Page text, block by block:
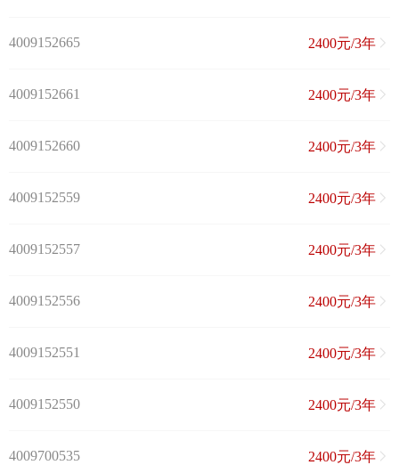
4009152665 2400元/3年
4009152661 2400元/3年
4009152660 2400元/3年
4009152559 2400元/3年
4009152557 2400元/3年
4009152556 2400元/3年
4009152551 2400元/3年
4009152550 2400元/3年
4009700535 2400元/3年